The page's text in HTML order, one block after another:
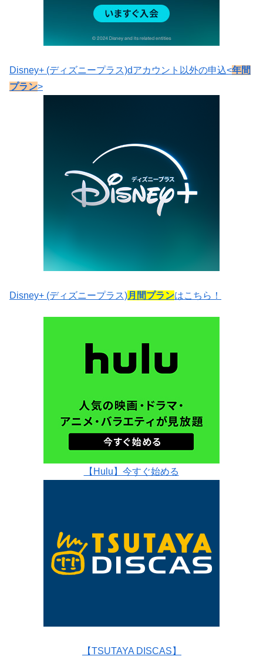
Disney+ (ディズニープラス)dアカウント以外の申込<年間
プラン>
Disney+ (ディズニープラス)月間プランはこちら！
【Hulu】今すぐ始める
【TSUTAYA DISCAS】